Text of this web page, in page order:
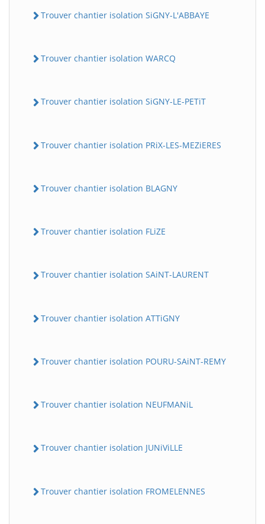
Trouver chantier isolation SiGNY-L'ABBAYE
Trouver chantier isolation WARCQ
Trouver chantier isolation SiGNY-LE-PETiT
Trouver chantier isolation PRiX-LES-MEZiERES
Trouver chantier isolation BLAGNY
Trouver chantier isolation FLiZE
Trouver chantier isolation SAiNT-LAURENT
Trouver chantier isolation ATTiGNY
Trouver chantier isolation POURU-SAiNT-REMY
Trouver chantier isolation NEUFMANiL
Trouver chantier isolation JUNiViLLE
Trouver chantier isolation FROMELENNES